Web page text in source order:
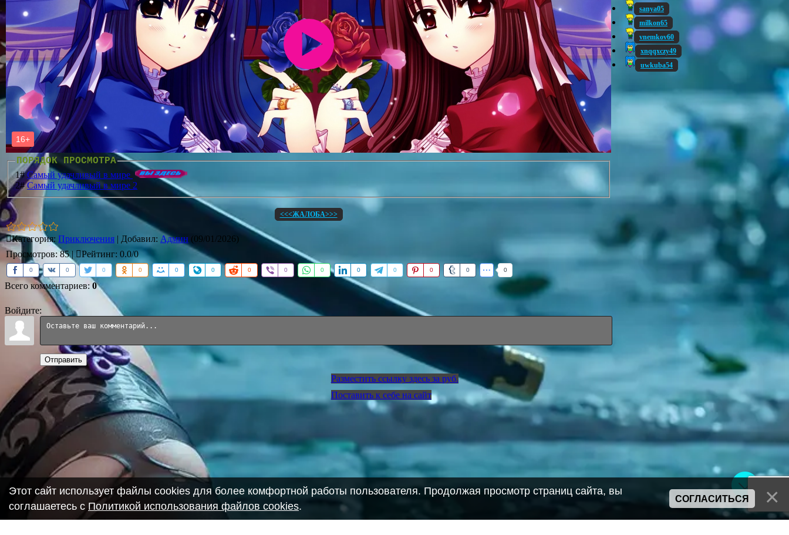
ПОРЯДОК ПРОСМОТРА
1#Самый удачливый в мире
2#Самый удачливый в мире 2
<<<ЖАЛОБА>>>
Категория: Приключения | Добавил: Админ (09/01/2026)
Просмотров: 85 | Рейтинг: 0.0/0
0 0 0 0 0 0 0 0 0 0 0 0 0 0
Всего комментариев: 0
Войдите:
Отправить
sanya05
milkon65
vnemkov60
xnqqxczy49
uwkuba54
Разместить ссылку здесь за руб.
Поставить к себе на сайт
Этот сайт использует файлы cookies для более комфортной работы пользователя. Продолжая просмотр страниц сайта, вы
соглашаетесь с Политикой использования файлов cookies.
СОГЛАСИТЬСЯ